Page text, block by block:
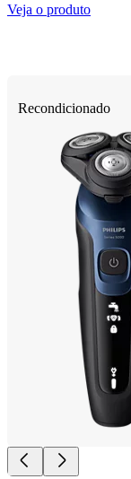
Veja o produto
Recondicionado